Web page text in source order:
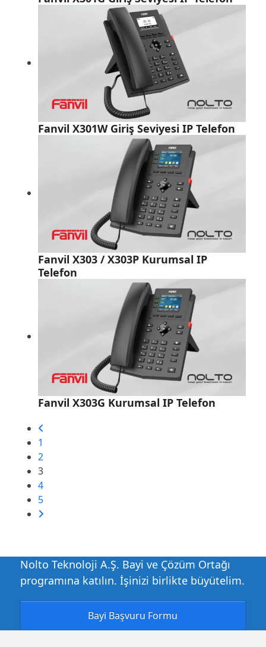
Fanvil X301W Giriş Seviyesi IP Telefon
Fanvil X303 / X303P Kurumsal IP
Telefon
Fanvil X303G Kurumsal IP Telefon
1
2
3
4
5
Nolto Teknoloji A.Ş. Bayi ve Çözüm Ortağı
programına katılın. İşinizi birlikte büyütelim.
Bayi Başvuru Formu